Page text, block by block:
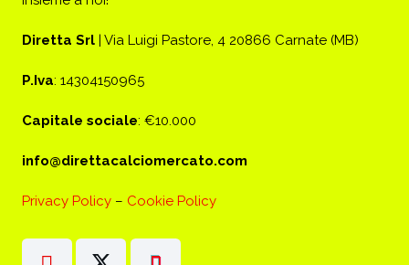
Diretta Srl | Via Luigi Pastore, 4 20866 Carnate (MB)
P.Iva: 14304150965
Capitale sociale: €10.000
info@direttacalciomercato.com
Privacy Policy – Cookie Policy